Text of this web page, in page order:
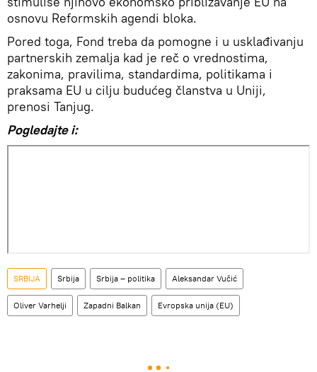
osnovu Reformskih agendi bloka.
Pored toga, Fond treba da pomogne i u usklađivanju
partnerskih zemalja kad je reč o vrednostima,
zakonima, pravilima, standardima, politikama i
praksama EU u cilju budućeg članstva u Uniji,
prenosi Tanjug.
Pogledajte i:
SRBIJA Srbija Srbija – politika Aleksandar Vučić
Oliver Varhelji Zapadni Balkan Evropska unija (EU)